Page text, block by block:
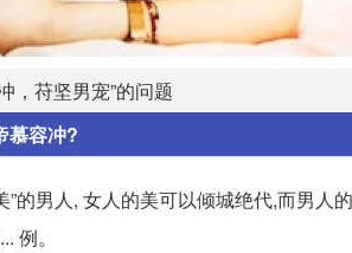
，苻坚男宠”的问题
慕容冲?
”的男人, 女人的美可以倾城绝代,而男
例。